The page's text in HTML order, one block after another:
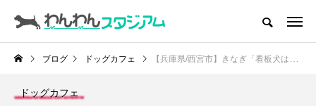
CATEGORY
ドッグラン
ドッグカフェ
ブログ ドッグカフェ 【兵庫県/西宮市】きなぎ「看板犬は穏やかな秋田犬3匹！魚介類新鮮！ワンちゃん店内同伴可の居酒屋」
ドッグカフェ